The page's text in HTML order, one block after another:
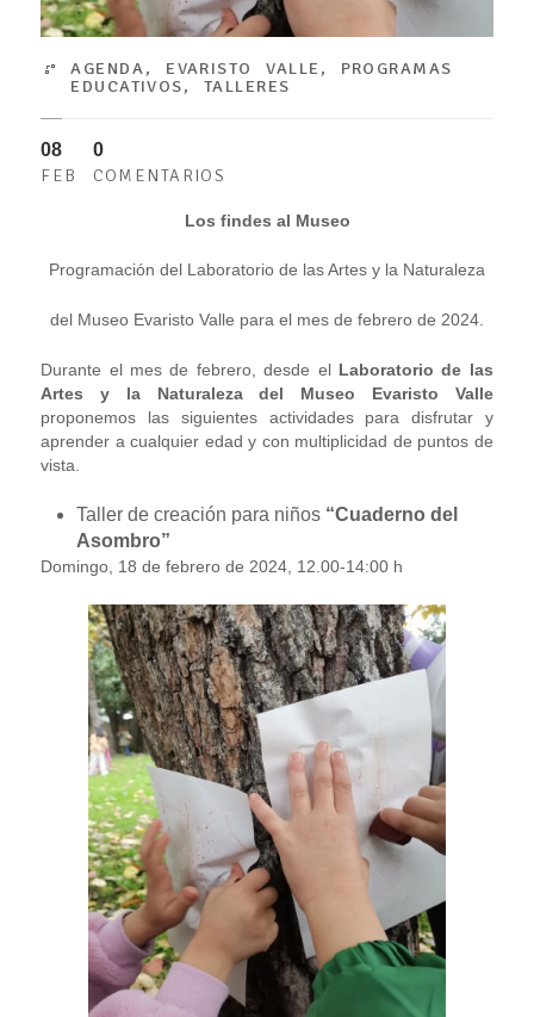
AGENDA, EVARISTO VALLE , PROGRAMAS
EDUCATIVOS, TALLERES
08
FEB
0
COMENTARIOS
Los findes al Museo
Programación del Laboratorio de las Artes y la Naturaleza
del Museo Evaristo Valle para el mes de febrero de 2024.
Durante el mes de febrero, desde el Laboratorio de las
Artes y la Naturaleza del Museo Evaristo Valle
proponemos las siguientes actividades para disfrutar y
aprender a cualquier edad y con multiplicidad de puntos de
vista.
Taller de creación para niños “Cuaderno del
Asombro”
Domingo, 18 de febrero de 2024, 12.00-14:00 h